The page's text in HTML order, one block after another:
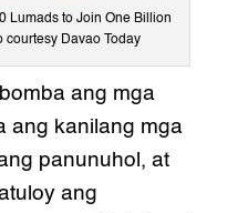
Lumads to Join One Billion
courtesy Davao Today
ang mga
ang kanilang mga
panunuhol, at
ang